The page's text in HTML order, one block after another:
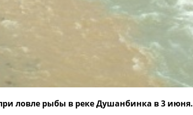
ловле рыбы в реке Душанбинка в 3 июня.